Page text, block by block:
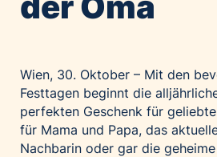
Emirates
GE HealthCare
Home of Work
Huawei Consumer Business Group
Wien, 30. Oktober – Mit den
Festtagen beginnt die
perfekten Geschenk für
für Mama und Papa, das
Nachbarin oder gar die